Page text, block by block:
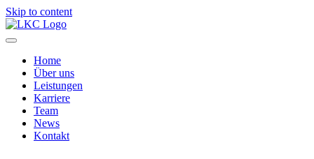
Skip to content
Home
Über uns
Leistungen
Karriere
Team
News
Kontakt